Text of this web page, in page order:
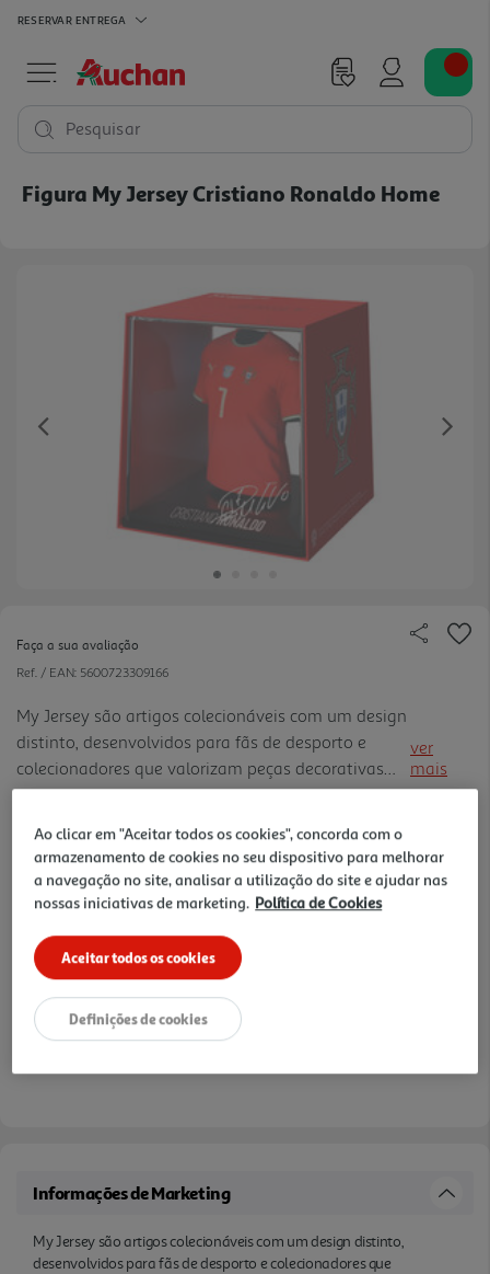
RESERVAR ENTREGA
Pesquisar
Figura My Jersey Cristiano Ronaldo Home
Previous
Faça a sua avaliação
Ref. / EAN: 5600723309166
My Jersey são artigos colecionáveis com um design
distinto, desenvolvidos para fãs de desporto e
colecionadores que valorizam peças decorativas
modernas e bem acabadas. Cada figura apresenta
formato colecion ável, com atenção ao detalhe,
materiais resistentes e um acabamento cuidado.
As Figuras My Jersey destacam-se como peças
procura um artigo visualmente impactante e fácil
de integrar em qualquer espaço.
ver
mais
19,99 €
Notas de preparação
Informações de Marketing
My Jersey são artigos colecionáveis com um design distinto,
desenvolvidos para fãs de desporto e colecionadores que
Ao clicar em "Aceitar todos os cookies", concorda com o
armazenamento de cookies no seu dispositivo para melhorar
a navegação no site, analisar a utilização do site e ajudar nas
nossas iniciativas de marketing. Política de Cookies
Aceitar todos os cookies
Definições de cookies